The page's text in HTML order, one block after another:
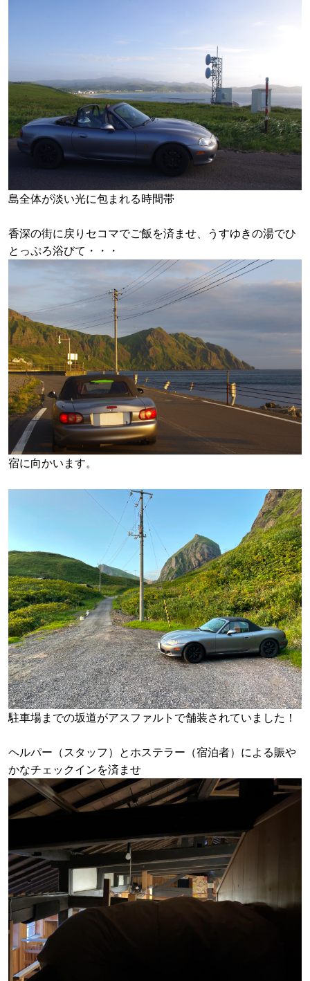
島全体が淡い光に包まれる時間帯
香深の街に戻りセコマでご飯を済ませ、うすゆきの湯でひ
とっぷろ浴びて・・・
宿に向かいます。
駐車場までの坂道がアスファルトで舗装されていました！
ヘルパー（スタッフ）とホステラー（宿泊者）による賑や
かなチェックインを済ませ